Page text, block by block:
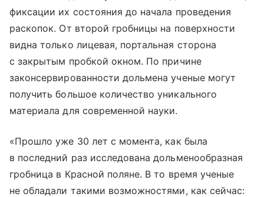
фиксации их состояния до начала проведения
раскопок. От второй гробницы на поверхности
видна только лицевая, портальная сторона
с закрытым пробкой окном. По причине
законсервированности дольмена ученые могут
получить большое количество уникального
материала для современной науки.
«Прошло уже 30 лет с момента, как была
в последний раз исследована дольменообразная
гробница в Красной поляне. В то время ученые
не обладали такими возможностями, как сейчас: